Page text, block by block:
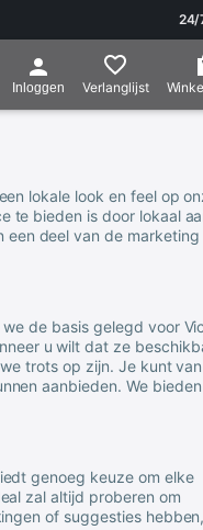
24/
Inloggen Verlanglijst
lokale look en feel op
te bieden is door lokaal
een deel van de
de basis gelegd voor
u wilt dat ze
trots op zijn. Je kunt
aanbieden. We bieden
genoeg keuze om elke
zal altijd proberen om
of suggesties